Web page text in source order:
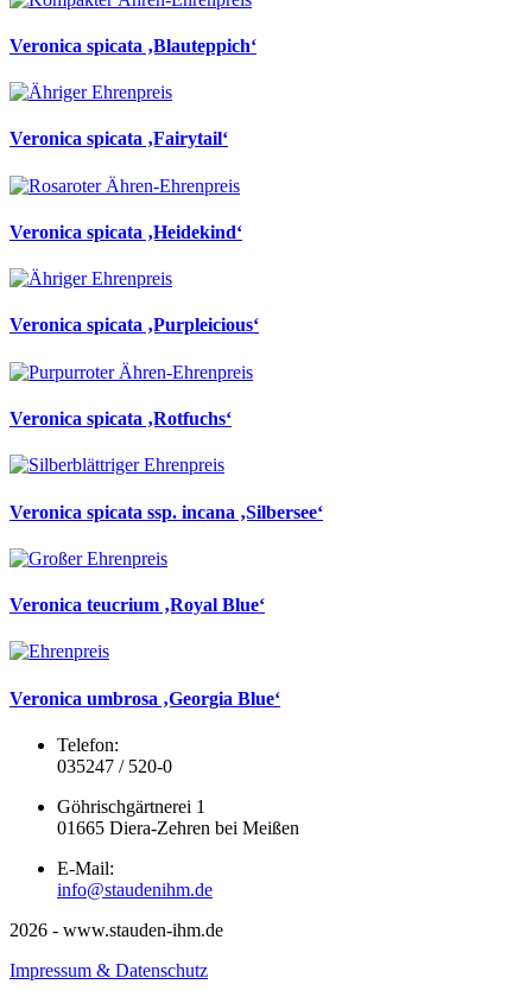
Veronica spicata ‚Blauteppich‘
Veronica spicata ‚Fairytail‘
Veronica spicata ‚Heidekind‘
Veronica spicata ‚Purpleicious‘
Veronica spicata ‚Rotfuchs‘
Veronica spicata ssp. incana ‚Silbersee‘
Veronica teucrium ‚Royal Blue‘
Veronica umbrosa ‚Georgia Blue‘
Telefon:
035247 / 520-0
Göhrischgärtnerei 1
01665 Diera-Zehren bei Meißen
E-Mail:
info@staudenihm.de
2026 - www.stauden-ihm.de
Impressum & Datenschutz